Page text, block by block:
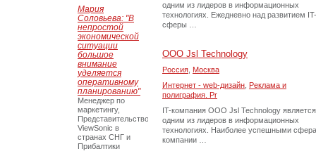
одним из лидеров в информационных
технологиях. Ежедневно над развитием IT-
сферы …
ООО Jsl Technology
Россия Москва
Интернет - web-дизайн Реклама и
полиграфия. Pr
IT-компания ООО Jsl Technology является
одним из лидеров в информационных
технологиях. Наиболее успешными
компании …
Мария
Соловьева: "В
непростой
экономической
ситуации
большое
внимание
уделяется
оперативному
планированию"
Менеджер по
маркетингу,
Представительство
ViewSonic в
странах СНГ и
Прибалтики